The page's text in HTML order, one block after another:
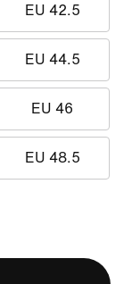
EU 42.5
EU 44.5
EU 46
EU 48.5